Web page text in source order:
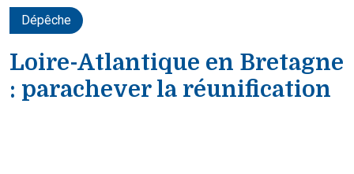
Dépêche
Loire-Atlantique en Bretagne
: parachever la réunification